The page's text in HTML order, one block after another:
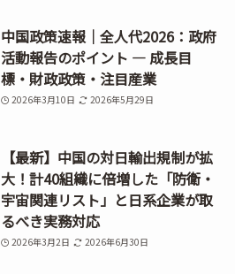
中国政策速報｜全人代2026：政府
活動報告のポイント ― 成長目
標・財政政策・注目産業
2026年3月10日 2026年5月29日
【最新】中国の対日輸出規制が拡
大！計40組織に倍増した「防衛・
宇宙関連リスト」と日系企業が取
るべき実務対応
2026年3月2日 2026年6月30日